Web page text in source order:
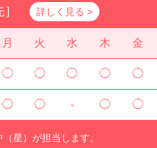
］ 詳しく見る >
月 火 水 木 金
◯ ◯ ◯ ◯ ◯
◯ ◯ - ◯ ◯
星）が担当します。